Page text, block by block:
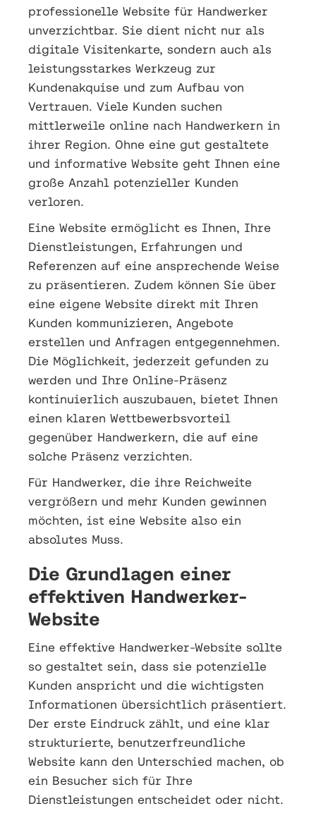
professionelle Website für Handwerker
unverzichtbar. Sie dient nicht nur als
digitale Visitenkarte, sondern auch als
leistungsstarkes Werkzeug zur
Kundenakquise und zum Aufbau von
Vertrauen. Viele Kunden suchen
mittlerweile online nach Handwerkern in
ihrer Region. Ohne eine gut gestaltete
und informative Website geht Ihnen eine
große Anzahl potenzieller Kunden
verloren.
Eine Website ermöglicht es Ihnen, Ihre
Dienstleistungen, Erfahrungen und
Referenzen auf eine ansprechende Weise
zu präsentieren. Zudem können Sie über
eine eigene Website direkt mit Ihren
Kunden kommunizieren, Angebote
erstellen und Anfragen entgegennehmen.
Die Möglichkeit, jederzeit gefunden zu
werden und Ihre Online-Präsenz
kontinuierlich auszubauen, bietet Ihnen
einen klaren Wettbewerbsvorteil
gegenüber Handwerkern, die auf eine
solche Präsenz verzichten.
Für Handwerker, die ihre Reichweite
vergrößern und mehr Kunden gewinnen
möchten, ist eine Website also ein
absolutes Muss.
Die Grundlagen einer
effektiven Handwerker-
Website
Eine effektive Handwerker-Website sollte
so gestaltet sein, dass sie potenzielle
Kunden anspricht und die wichtigsten
Informationen übersichtlich präsentiert.
Der erste Eindruck zählt, und eine klar
strukturierte, benutzerfreundliche
Website kann den Unterschied machen, ob
ein Besucher sich für Ihre
Dienstleistungen entscheidet oder nicht.